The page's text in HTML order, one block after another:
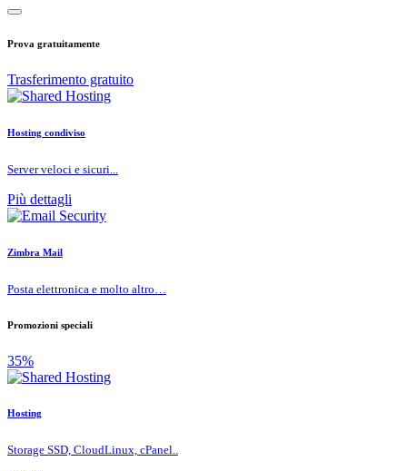
Prova gratuitamente
Trasferimento gratuito
Hosting condiviso
Server veloci e sicuri...
Più dettagli
Zimbra Mail
Posta elettronica e molto altro…
Promozioni speciali
35%
Hosting
Storage SSD, CloudLinux, cPanel..